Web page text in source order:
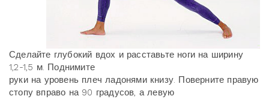
Сделайте глубокий вдох и расставьте ноги на ширину
1,2-1,5 м. Поднимите
руки на уровень плеч ладонями книзу. Поверните правую
стопу вправо на 90 градусов, а левую